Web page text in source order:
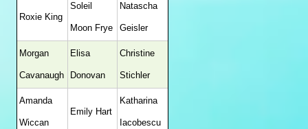
Roxie King
Soleil
Moon Frye
Natascha
Geisler
Morgan
Cavanaugh
Elisa
Donovan
Christine
Stichler
Amanda
Wiccan
Emily Hart
Katharina
Iacobescu